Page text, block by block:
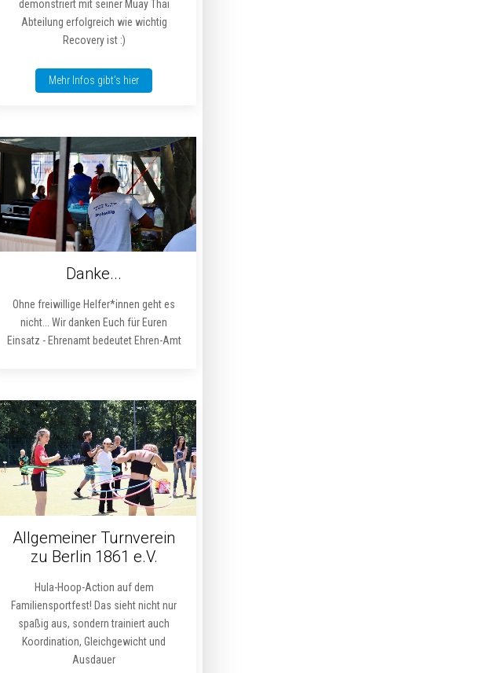
demonstriert mit seiner Muay Thai
Abteilung erfolgreich wie wichtig
Recovery ist :)
Mehr Infos gibt’s hier
Danke...
Ohne freiwillige Helfer*innen geht es
nicht... Wir danken Euch für Euren
Einsatz - Ehrenamt bedeutet Ehren-Amt
Allgemeiner Turnverein
zu Berlin 1861 e.V.
Hula-Hoop-Action auf dem
Familiensportfest! Das sieht nicht nur
spaßig aus, sondern trainiert auch
Koordination, Gleichgewicht und
Ausdauer